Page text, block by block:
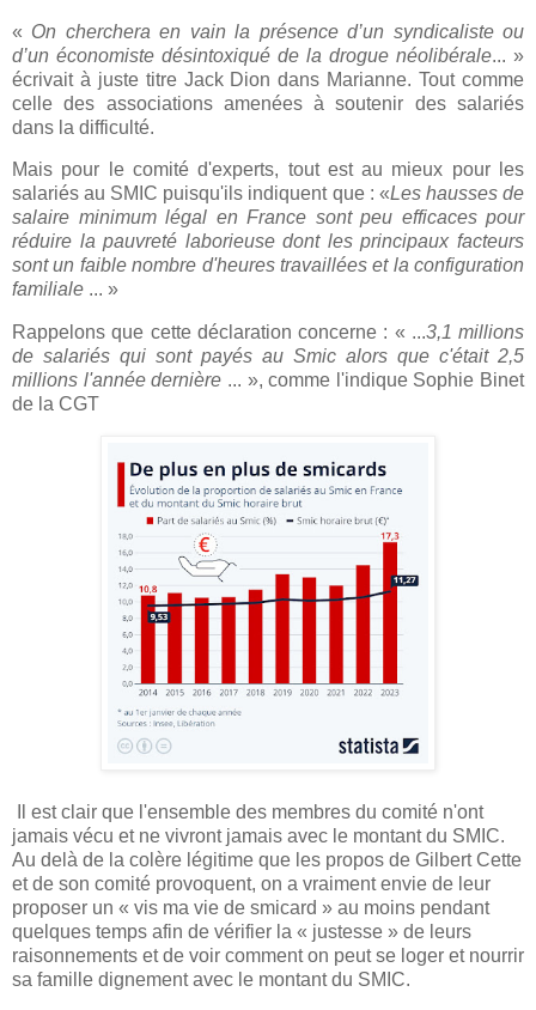
« On cherchera en vain la présence d’un syndicaliste ou
d’un économiste désintoxiqué de la drogue néolibérale... »
écrivait à juste titre Jack Dion dans Marianne. Tout comme
celle des associations amenées à soutenir des salariés
dans la difficulté.
Mais pour le comité d'experts, tout est au mieux pour les
salariés au SMIC puisqu'ils indiquent que : «Les hausses de
salaire minimum légal en France sont peu efficaces pour
réduire la pauvreté laborieuse dont les principaux facteurs
sont un faible nombre d'heures travaillées et la configuration
familiale ... »
Rappelons que cette déclaration concerne : « ...3,1 millions
de salariés qui sont payés au Smic alors que c'était 2,5
millions l'année dernière ... », comme l'indique Sophie Binet
de la CGT
Il est clair que l'ensemble des membres du comité n'ont
jamais vécu et ne vivront jamais avec le montant du SMIC.
Au delà de la colère légitime que les propos de Gilbert Cette
et de son comité provoquent, on a vraiment envie de leur
proposer un « vis ma vie de smicard » au moins pendant
quelques temps afin de vérifier la « justesse » de leurs
raisonnements et de voir comment on peut se loger et nourrir
sa famille dignement avec le montant du SMIC.